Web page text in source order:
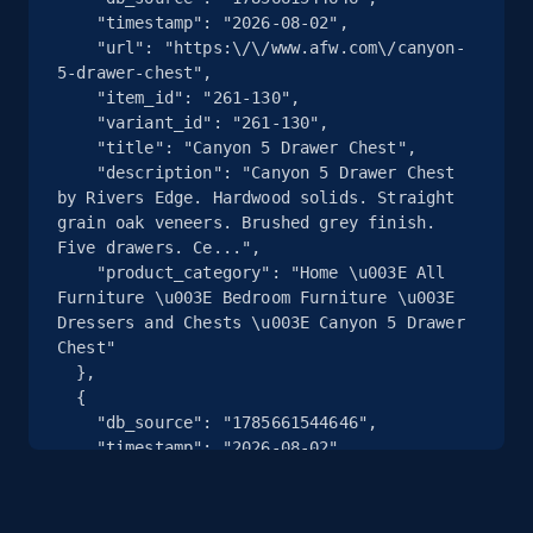
eBay - Collect records by category
URL, Product id, Title, Seller name, Seller rating,
Seller reviews, Breadcrumbs, Root category, and
2.5K+ 358+ Gratis testen
Google Shopping
URL, Product id, Title, Product description,
Rating, Reviews count, Images, Variations, and
more.
5-drawer-chest",
by Rivers Edge. Hardwood solids. Straight
grain oak veneers. Brushed grey finish.
Five drawers. Ce...",
Furniture \u003E Bedroom Furniture \u003E
Dressers and Chests \u003E Canyon 5 Drawer
Chest"